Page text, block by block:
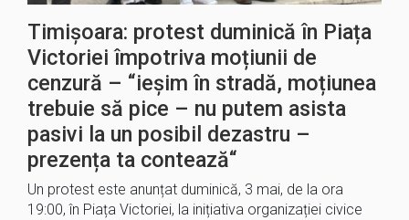
Timișoara: protest duminică în Piața
Victoriei împotriva moțiunii de
cenzură – “ieșim în stradă, moțiunea
trebuie să pice – nu putem asista
pasivi la un posibil dezastru –
prezența ta contează“
Un protest este anunțat duminică, 3 mai, de la ora
19:00, în Piața Victoriei, la inițiativa organizației civice